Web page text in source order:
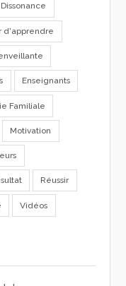
Dissonance
d'apprendre
Enseignants
Familiale
Motivation
Réussir
Vidéos